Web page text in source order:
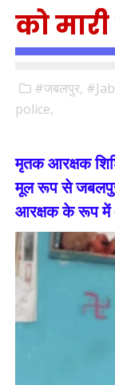
को
#जबलपुर,
police,
मृतक आरक्षक
मूल रूप से जबलपुर
आरक्षक के रूप में